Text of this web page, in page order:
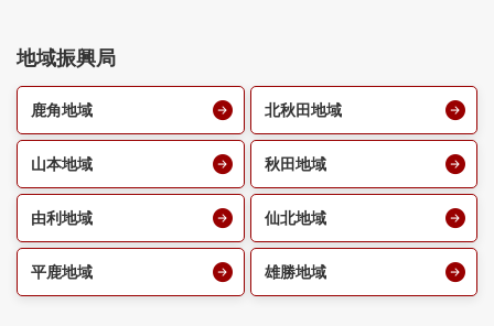
地域振興局
鹿角地域 北秋田地域
山本地域 秋田地域
由利地域 仙北地域
平鹿地域 雄勝地域